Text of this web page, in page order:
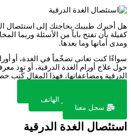
هل أخبرك طبيبك بحاجتك إلى استئصال
كفيلة بأن تفتح باباً من الأسئلة وربما
ومدى أمانها وما بعدها.
سواءًا كنت تعاني تضخّماً في الغدة، أو
حول علاج أورام الغدة الدرقية، أو تود
الدرقية ومضاعفاتها، فهذا المقال كُتب
تواصل معنا عبر الهاتف
سجل معنا
استئصال الغدة الدرقية